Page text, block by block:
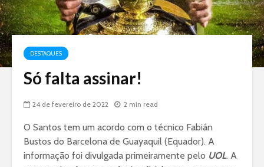
DESTAQUES
Só falta assinar!
24 de fevereiro de 2022 2 min read
O Santos tem um acordo com o técnico Fabián
Bustos do Barcelona de Guayaquil (Equador). A
informação foi divulgada primeiramente pelo UOL. A